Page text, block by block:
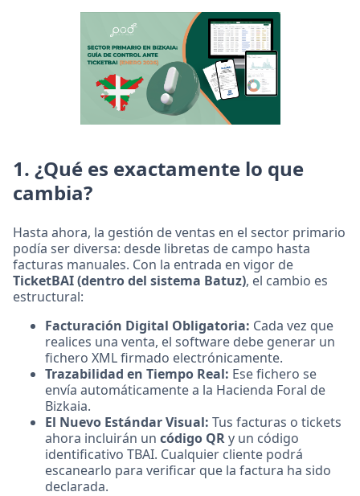
1. ¿Qué es exactamente lo que
cambia?
Hasta ahora, la gestión de ventas en el sector primario
podía ser diversa: desde libretas de campo hasta
facturas manuales. Con la entrada en vigor de
TicketBAI (dentro del sistema Batuz), el cambio es
estructural:
Facturación Digital Obligatoria: Cada vez que
realices una venta, el software debe generar un
fichero XML firmado electrónicamente.
Trazabilidad en Tiempo Real: Ese fichero se
envía automáticamente a la Hacienda Foral de
Bizkaia.
El Nuevo Estándar Visual: Tus facturas o tickets
ahora incluirán un código QRy un código
identificativo TBAI. Cualquier cliente podrá
escanearlo para verificar que la factura ha sido
declarada.